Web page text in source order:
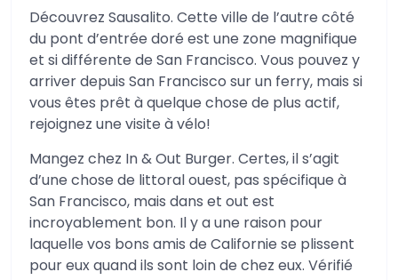
Découvrez Sausalito. Cette ville de l’autre côté
du pont d’entrée doré est une zone magnifique
et si différente de San Francisco. Vous pouvez y
arriver depuis San Francisco sur un ferry, mais si
vous êtes prêt à quelque chose de plus actif,
rejoignez une visite à vélo!
Mangez chez In & Out Burger. Certes, il s’agit
d’une chose de littoral ouest, pas spécifique à
San Francisco, mais dans et out est
incroyablement bon. Il y a une raison pour
laquelle vos bons amis de Californie se plissent
pour eux quand ils sont loin de chez eux. Vérifié